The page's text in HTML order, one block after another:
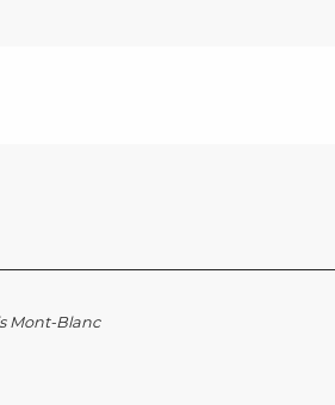
Mont-Blanc